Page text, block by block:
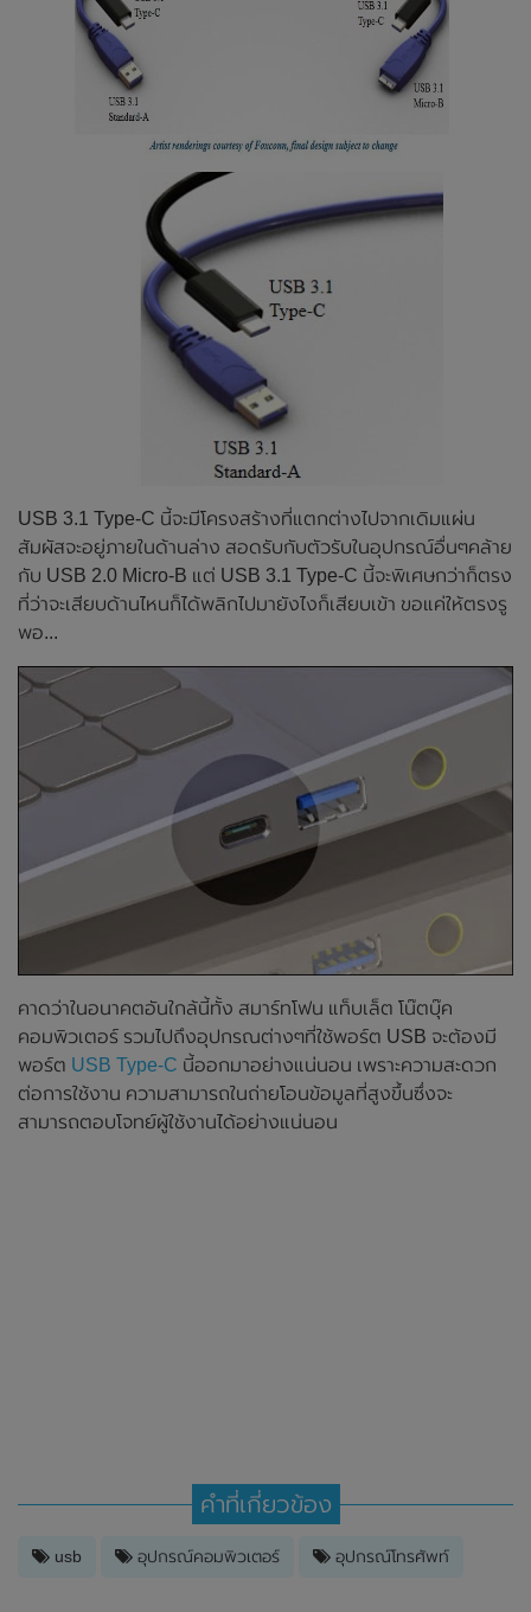
USB 3.1 Type-C นี้จะมีโครงสร้างที่แตกต่างไปจากเดิมแผ่น
สัมผัสจะอยู่ภายในด้านล่าง สอดรับกับตัวรับในอุปกรณ์อื่นๆคล้าย
กับ USB 2.0 Micro-B แต่ USB 3.1 Type-C นี้จะพิเศษกว่าก็ตรง
ที่ว่าจะเสียบด้านไหนก็ได้พลิกไปมายังไงก็เสียบเข้า ขอแค่ให้ตรงรู
พอ...
คาดว่าในอนาคตอันใกล้นี้ทั้ง สมาร์ทโฟน แท็บเล็ต โน๊ตบุ๊ค
คอมพิวเตอร์ รวมไปถึงอุปกรณต่างๆที่ใช้พอร์ต USB จะต้องมี
พอร์ต USB Type-C นี้ออกมาอย่างแน่นอน เพราะความสะดวก
ต่อการใช้งาน ความสามารถในถ่ายโอนข้อมูลที่สูงขึ้นซึ่งจะ
สามารถตอบโจทย์ผู้ใช้งานได้อย่างแน่นอน
คำที่เกี่ยวข้อง
usb อุปกรณ์คอมพิวเตอร์ อุปกรณ์โทรศัพท์